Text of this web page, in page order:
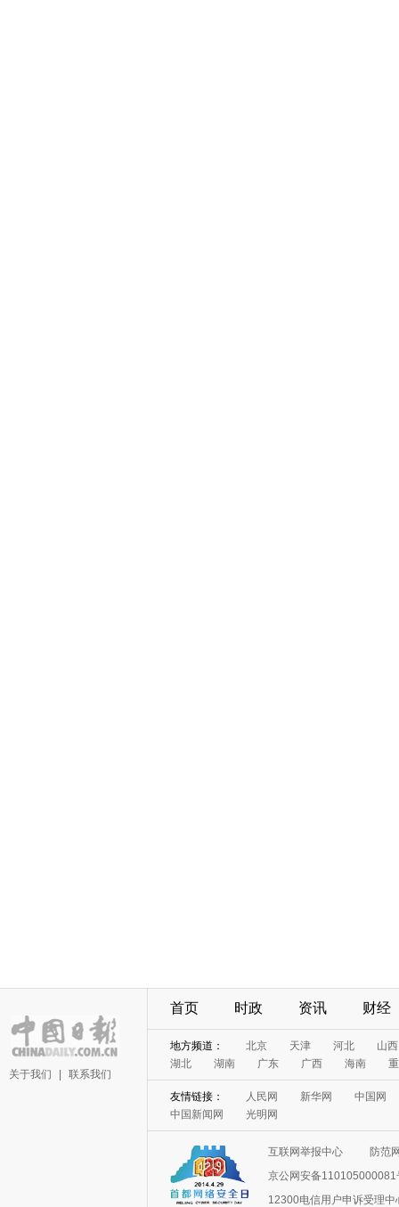
关于我们 联系我们
首页 时政 资讯 财经
地方频道： 北京 天津 河北
山西
湖北
湖南 广东 广西 海南
友情链接： 人民网 新华网
中国网
中国新闻网
光明网
互联网举报中心
防范
京公网安备110105000081
12300电信用户申诉受理中